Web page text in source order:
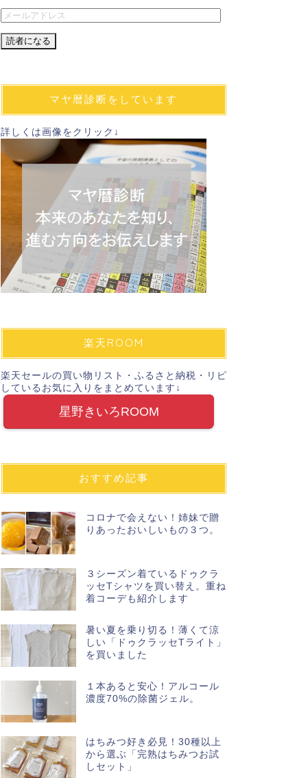
メ
ル
レ
マヤ暦診断をしています
詳しくは画像をクリック↓
楽天ROOM
楽天セールの買い物リスト・ふるさと納税・リピ
しているお気に入りをまとめています↓
星野きいろROOM
おすすめ記事
コロナで会えない！姉妹で贈
りあったおいしいもの３つ。
３シーズン着ているドゥクラ
ッセTシャツを買い替え。重ね
着コーデも紹介します
暑い夏を乗り切る！薄くて涼
しい「ドゥクラッセTライト」
を買いました
１本あると安心！アルコール
濃度70%の除菌ジェル。
はちみつ好き必見！30種以上
から選ぶ「完熟はちみつお試
しセット」